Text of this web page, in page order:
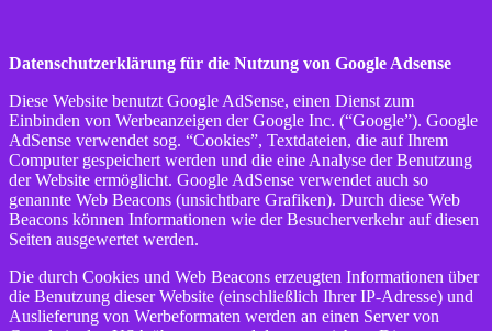
Datenschutzerklärung für die Nutzung von Google Adsense
Diese Website benutzt Google AdSense, einen Dienst zum
Einbinden von Werbeanzeigen der Google Inc. (“Google”). Google
AdSense verwendet sog. “Cookies”, Textdateien, die auf Ihrem
Computer gespeichert werden und die eine Analyse der Benutzung
der Website ermöglicht. Google AdSense verwendet auch so
genannte Web Beacons (unsichtbare Grafiken). Durch diese Web
Beacons können Informationen wie der Besucherverkehr auf diesen
Seiten ausgewertet werden.
Die durch Cookies und Web Beacons erzeugten Informationen über
die Benutzung dieser Website (einschließlich Ihrer IP-Adresse) und
Auslieferung von Werbeformaten werden an einen Server von